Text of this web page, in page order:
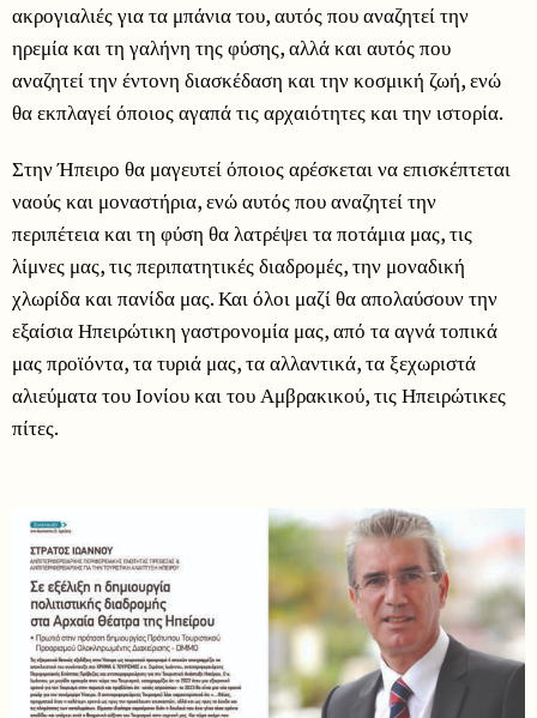
ακρογιαλιές για τα μπάνια του, αυτός που αναζητεί την
ηρεμία και τη γαλήνη της φύσης, αλλά και αυτός που
αναζητεί την έντονη διασκέδαση και την κοσμική ζωή, ενώ
θα εκπλαγεί όποιος αγαπά τις αρχαιότητες και την ιστορία.
Στην Ήπειρο θα μαγευτεί όποιος αρέσκεται να επισκέπτεται
ναούς και μοναστήρια, ενώ αυτός που αναζητεί την
περιπέτεια και τη φύση θα λατρέψει τα ποτάμια μας, τις
λίμνες μας, τις περιπατητικές διαδρομές, την μοναδική
χλωρίδα και πανίδα μας. Και όλοι μαζί θα απολαύσουν την
εξαίσια Ηπειρώτικη γαστρονομία μας, από τα αγνά τοπικά
μας προϊόντα, τα τυριά μας, τα αλλαντικά, τα ξεχωριστά
αλιεύματα του Ιονίου και του Αμβρακικού, τις Ηπειρώτικες
πίτες.